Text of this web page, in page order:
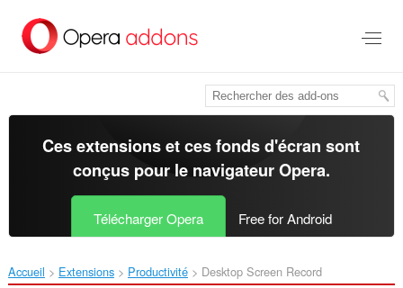
contenu
Ces extensions et ces fonds d'écran sont
conçus pour le navigateur Opera.
Télécharger Opera Free for Android
Accueil Extensions Productivité Desktop Screen Record‎